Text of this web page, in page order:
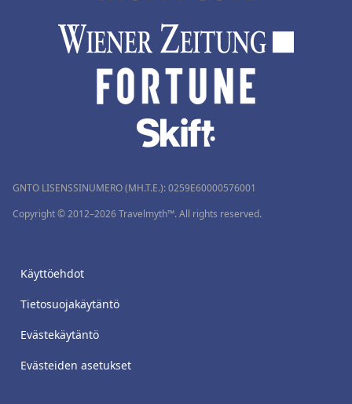
GNTO LISENSSINUMERO (MH.T.E.): 0259Ε60000576001
Copyright © 2012–2026 Travelmyth™. All rights reserved.
Käyttöehdot
Tietosuojakäytäntö
Evästekäytäntö
Evästeiden asetukset